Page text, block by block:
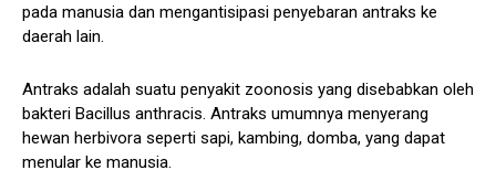
pada manusia dan mengantisipasi penyebaran antraks ke
daerah lain.
Antraks adalah suatu penyakit zoonosis yang disebabkan oleh
bakteri Bacillus anthracis. Antraks umumnya menyerang
hewan herbivora seperti sapi, kambing, domba, yang dapat
menular ke manusia.